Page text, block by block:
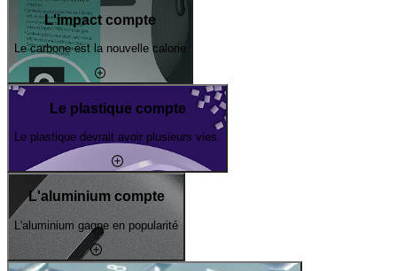
L'impact compte
Le carbone est la nouvelle calorie
Le plastique compte
Le plastique devrait avoir plusieurs vies.
L'aluminium compte
L'aluminium gagne en popularité